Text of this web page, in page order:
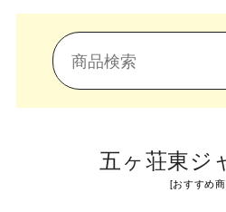
五ヶ荘東ジ
[おすすめ